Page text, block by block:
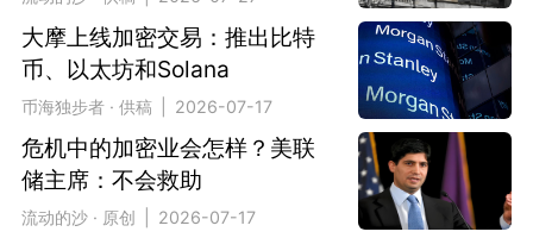
大摩上线加密交易：推出比特
币、以太坊和Solana
币海独步者 · 供稿 | 2026-07-17
危机中的加密业会怎样？美联
储主席：不会救助
流动的沙 · 原创 | 2026-07-17